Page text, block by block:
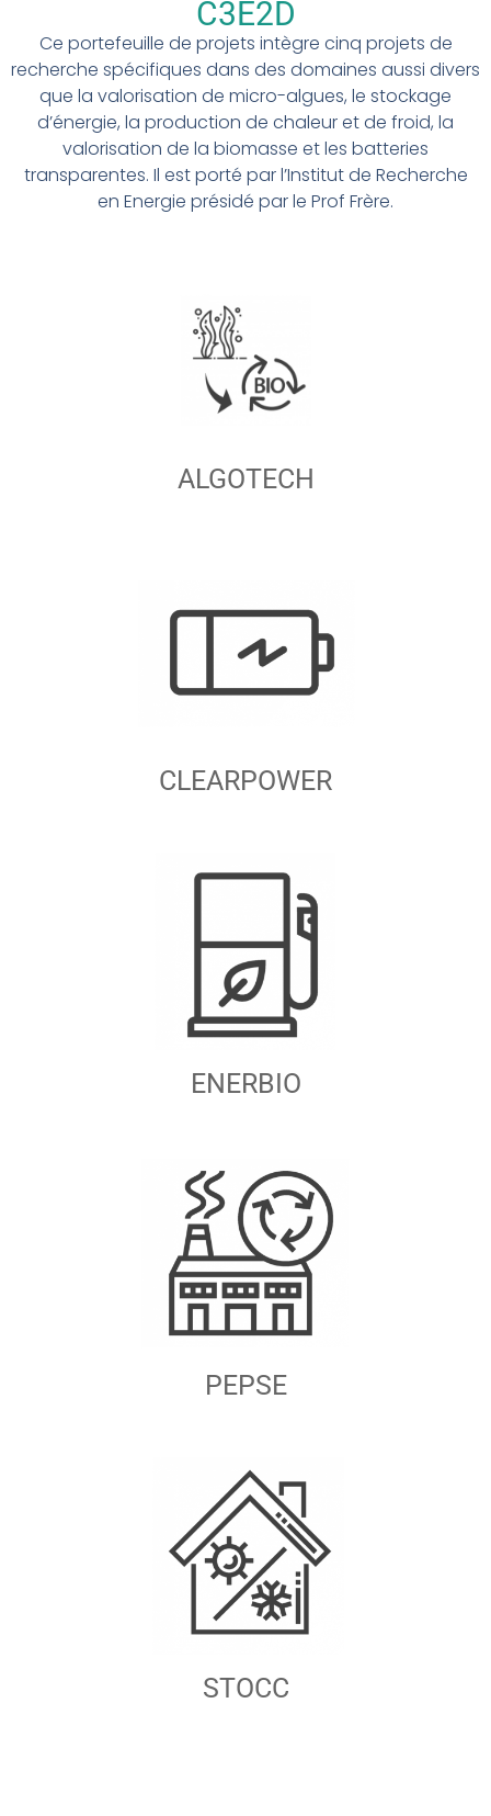
C3E2D
Ce portefeuille de projets intègre cinq projets de
recherche spécifiques dans des domaines aussi divers
que la valorisation de micro-algues, le stockage
d’énergie, la production de chaleur et de froid, la
valorisation de la biomasse et les batteries
transparentes. Il est porté par l’Institut de Recherche
en Energie présidé par le Prof Frère.
ALGOTECH
CLEARPOWER
ENERBIO
PEPSE
STOCC